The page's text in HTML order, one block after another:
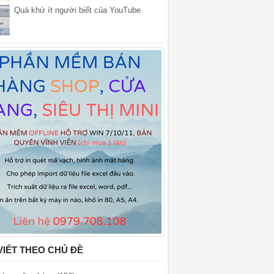
Quá khứ ít người biết của YouTube
THEO CHỦ ĐỀ